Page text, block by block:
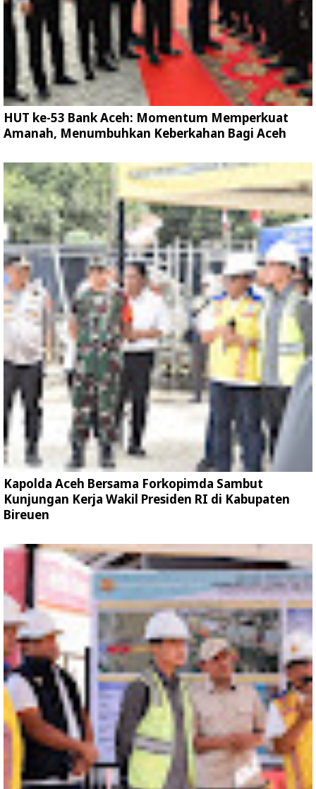
HUT ke-53 Bank Aceh: Momentum Memperkuat
Amanah, Menumbuhkan Keberkahan Bagi Aceh
Kapolda Aceh Bersama Forkopimda Sambut
Kunjungan Kerja Wakil Presiden RI di Kabupaten
Bireuen